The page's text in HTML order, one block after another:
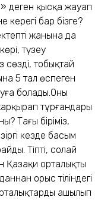
деген қысқа жауап
керегі бар бізге?
жанына да
түзеу
тобықтай
5 тал өспеген
болады.Оның
тұрғандары
Тағы біріміз,
кезде басым
Тіпті, солай
Қазақи орталықты
орыс тіліндегі
ашылып